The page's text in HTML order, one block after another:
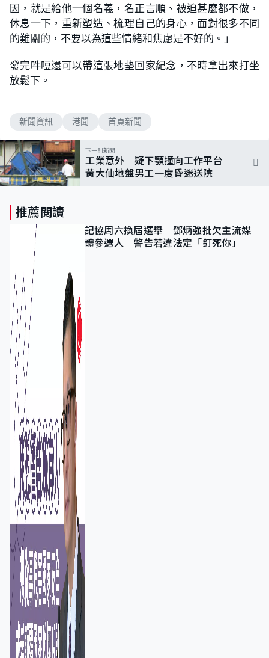
因，就是給他一個名義，名正言順、被迫甚麼都不做，
休息一下，重新塑造、梳理自己的身心，面對很多不同
的難關的，不要以為這些情緒和焦慮是不好的。」
發完吽哣還可以帶這張地墊回家紀念，不時拿出來打坐
放鬆下。
新聞資訊 港聞 首頁新聞
下一則新聞
工業意外｜疑下顎撞向工作平台
黃大仙地盤男工一度昏迷送院
推薦閱讀
記協周六換屆選舉 鄧炳強批欠主流媒
體參選人 警告若違法定「釘死你」